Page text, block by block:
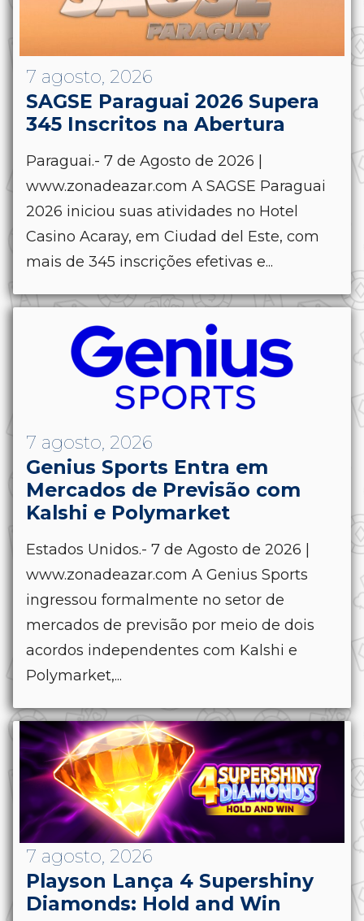
7 agosto, 2026
SAGSE Paraguai 2026 Supera
345 Inscritos na Abertura
Paraguai.- 7 de Agosto de 2026 |
www.zonadeazar.com A SAGSE Paraguai
2026 iniciou suas atividades no Hotel
Casino Acaray, em Ciudad del Este, com
mais de 345 inscrições efetivas e...
7 agosto, 2026
Genius Sports Entra em
Mercados de Previsão com
Kalshi e Polymarket
Estados Unidos.- 7 de Agosto de 2026 |
www.zonadeazar.com A Genius Sports
ingressou formalmente no setor de
mercados de previsão por meio de dois
acordos independentes com Kalshi e
Polymarket,...
7 agosto, 2026
Playson Lança 4 Supershiny
Diamonds: Hold and Win